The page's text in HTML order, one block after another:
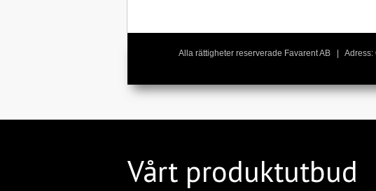
Alla rättigheter reserverade Favarent AB |
Vårt produktutbud